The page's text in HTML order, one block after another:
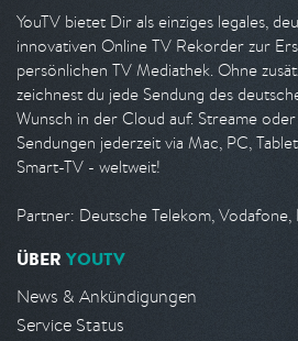
YouTV bietet Dir als einziges legales,
innovativen Online TV Rekorder zur
persönlichen TV Mediathek. Ohne
zeichnest du jede Sendung des
Wunsch in der Cloud auf. Streame
Sendungen jederzeit via Mac, PC,
Smart-TV - weltweit!
Partner: Deutsche Telekom,
ÜBER YOUTV
News & Ankündigungen
Service Status